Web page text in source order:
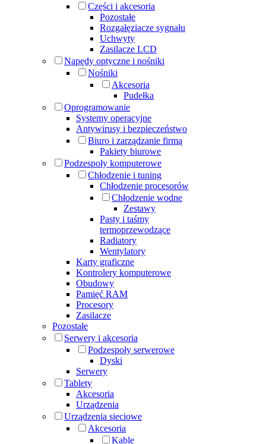
Części i akcesoria
Pozostałe
Rozgałęziacze sygnału
Uchwyty
Zasilacze LCD
Napędy optyczne i nośniki
Nośniki
Akcesoria
Pudełka
Oprogramowanie
Systemy operacyjne
Antywirusy i bezpieczeństwo
Biuro i zarządzanie firmą
Pakiety biurowe
Podzespoły komputerowe
Chłodzenie i tuning
Chłodzenie procesorów
Chłodzenie wodne
Zestawy
Pasty i taśmy
termoprzewodzące
Radiatory
Wentylatory
Karty graficzne
Kontrolery komputerowe
Obudowy
Pamięć RAM
Procesory
Zasilacze
Pozostałe
Serwery i akcesoria
Podzespoły serwerowe
Dyski
Serwery
Tablety
Akcesoria
Urządzenia
Urządzenia sieciowe
Akcesoria
Kable